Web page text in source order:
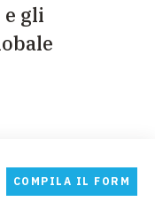
gli
COMPILA IL FORM